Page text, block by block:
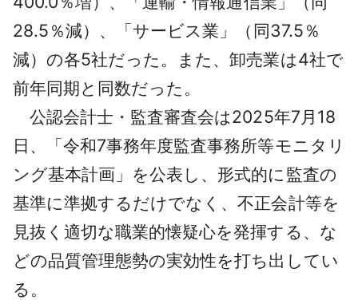
28.5％減）、「サービス業」（同37.5％
減）の各5社だった。また、卸売業は4社で
前年同期と同数だった。
公認会計士・監査審査会は2025年7月18
日、「令和7事務年度監査事務所等モニタリ
ング基本計画」を公表し、形式的に監査の
基準に準拠するだけでなく、不正会計等を
見抜く適切な職業的懐疑心を発揮する、な
どの品質管理態勢の実効性を打ち出してい
る。